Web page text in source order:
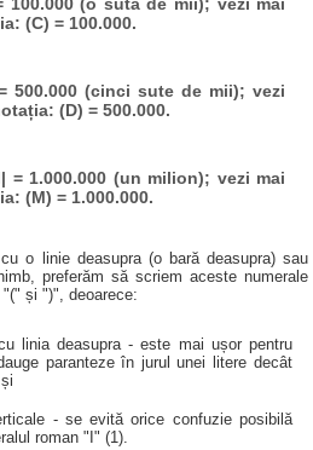
(C) = 100.000.
500.000 (cinci sute de mii); vezi
(D) = 500.000.
= 1.000.000 (un milion); vezi mai
(M) = 1.000.000.
o linie deasupra (o bară deasupra) sau
preferăm să scriem aceste numerale
și ")", deoarece:
linia deasupra - este mai ușor pentru
paranteze în jurul unei litere decât
- se evită orice confuzie posibilă
roman "I" (1).